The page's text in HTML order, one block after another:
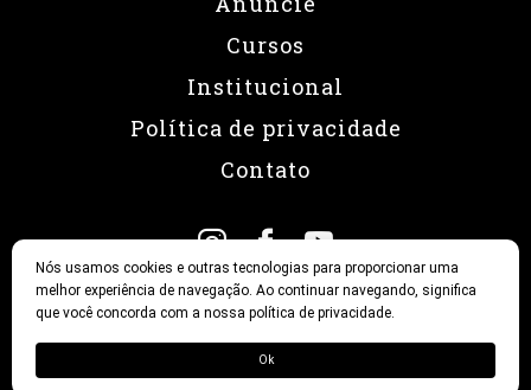
Nós usamos cookies e outras tecnologias para proporcionar uma
melhor experiência de navegação. Ao continuar navegando, significa
que você concorda com a nossa política de privacidade.
Ok